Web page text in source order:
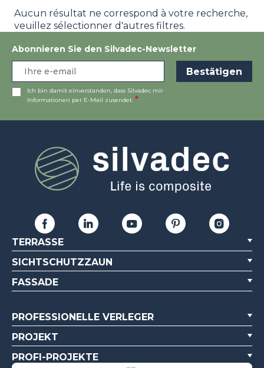
Aucun résultat ne correspond à votre recherche,
veuillez sélectionner d'autres filtres.
Abonnieren Sie den Silvadec-Newsletter
Ich bin damit einverstanden, dass Silvadec mir
Informationen per E-Mail zusendet.
TERRASSE
SICHTSCHUTZZAUN
FASSADE
PROFESSIONELLE VERLEGER
PROJEKT
PROFI-PROJEKTE